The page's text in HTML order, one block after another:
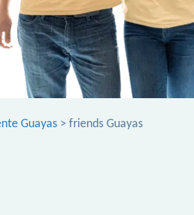
Guayas > friends Guayas